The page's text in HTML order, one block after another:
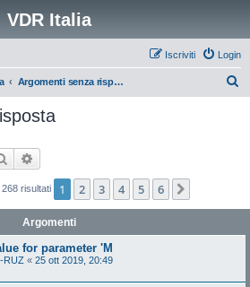
VDR Italia
Login
Iscriviti
Argomenti senza risposta
Cerca
risultati 1 2 3 4 5 6
Argomenti
for parameter 'M
RUZ « 25 ott 2019, 20:49